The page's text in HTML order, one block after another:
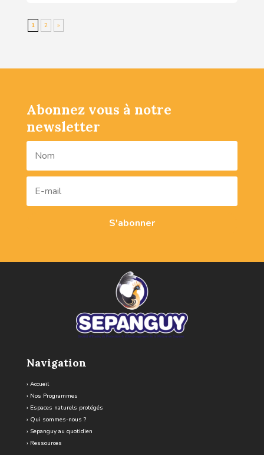
1 2 »
Abonnez vous à notre
newsletter
S'abonner
Navigation
› Accueil
› Nos Programmes
› Espaces naturels protégés
› Qui sommes-nous ?
› Sepanguy au quotidien
› Ressources